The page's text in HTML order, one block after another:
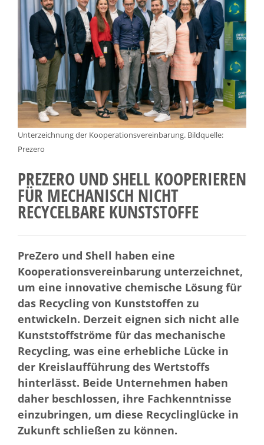
Unterzeichnung der Kooperationsvereinbarung. Bildquelle:
Prezero
PREZERO UND SHELL KOOPERIEREN
FÜR MECHANISCH NICHT
RECYCELBARE KUNSTSTOFFE
PreZero und Shell haben eine
Kooperationsvereinbarung unterzeichnet,
um eine innovative chemische Lösung für
das Recycling von Kunststoffen zu
entwickeln. Derzeit eignen sich nicht alle
Kunststoffströme für das mechanische
Recycling, was eine erhebliche Lücke in
der Kreislaufführung des Wertstoffs
hinterlässt. Beide Unternehmen haben
daher beschlossen, ihre Fachkenntnisse
einzubringen, um diese Recyclinglücke in
Zukunft schließen zu können.